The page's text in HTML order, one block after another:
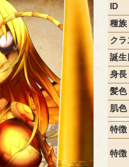
ID
種族
クラ
誕生
身長
髪色
肌色
特徴
特徴